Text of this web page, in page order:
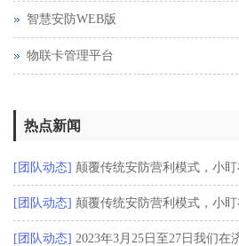
智慧安防WEB版
物联卡管理平台
热点新闻
[团队动态] 颠覆传统安防营利模式，小盯
[团队动态] 颠覆传统安防营利模式，小盯
[团队动态] 2023年3月25日至27日我们在